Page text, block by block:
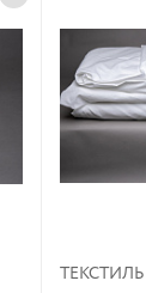
ТЕКСТИЛЬ